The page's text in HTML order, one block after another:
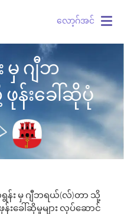
လော့ဂ်အင်
မှ ဂျီဘ
းခေါ်ဆိုပုံ
ရွန်း မှ ဂျီဘရယ်(လ်)တာ သို့
ခေါ်ဆိုမှုများ လုပ်ဆောင်